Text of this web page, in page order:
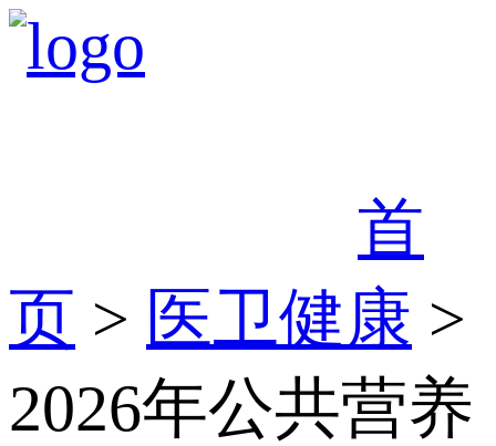
首
页 > 医卫健康 >
2026年公共营养